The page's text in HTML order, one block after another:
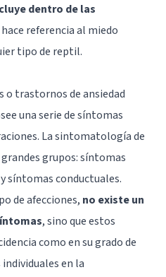
dentro de las
referencia al miedo
tipo de reptil.
o trastornos de ansiedad
una serie de síntomas
La sintomatología de
grupos: síntomas
síntomas conductuales.
de afecciones, no existe un
, sino que estos
como en su grado de
en la